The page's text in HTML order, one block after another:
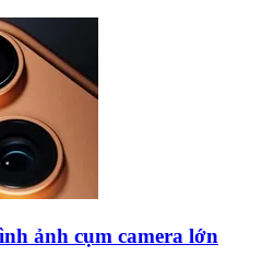
ảnh cụm camera lớn